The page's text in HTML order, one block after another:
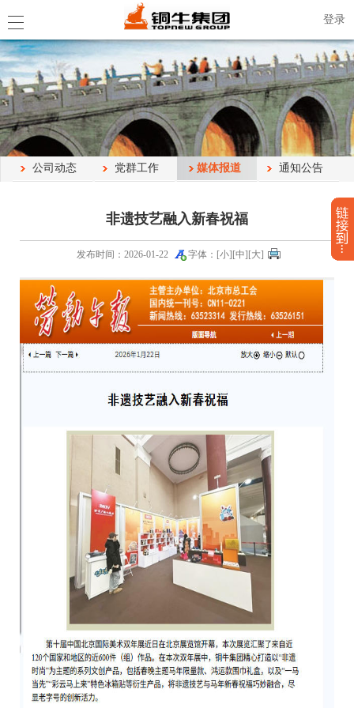
登录
公司动态 党群工作 媒体报道 通知公告
非遗技艺融入新春祝福
发布时间：2026-01-22 字体：[小][中][大]